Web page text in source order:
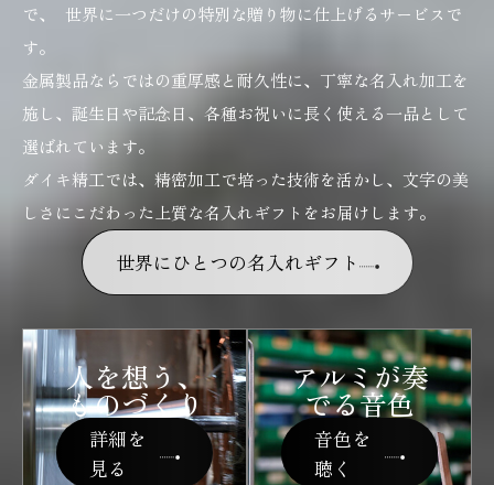
で、 世界に一つだけの特別な贈り物に仕上げるサービスで
す。
金属製品ならではの重厚感と耐久性に、丁寧な名入れ加工を
施し、誕生日や記念日、各種お祝いに長く使える一品として
選ばれています。
ダイキ精工では、精密加工で培った技術を活かし、文字の美
しさにこだわった上質な名入れギフトをお届けします。
世界にひとつの名入れギフト
人を想う、
ものづくり
詳細を
見る
アルミが奏
でる音色
音色を
聴く